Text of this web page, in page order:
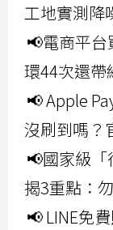
工地實測降
📢電商平
環44次還帶
📢 Apple
沒刷到嗎？
📢國家級「
揭3重點：
📢 LINE免